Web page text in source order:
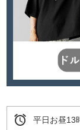
alarm 平日お昼13